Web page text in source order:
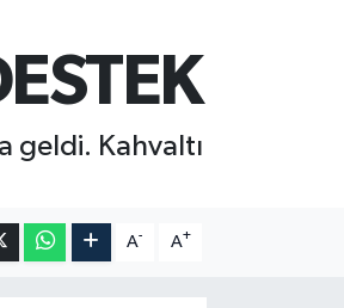
geldi. Kahvaltı
A- A+